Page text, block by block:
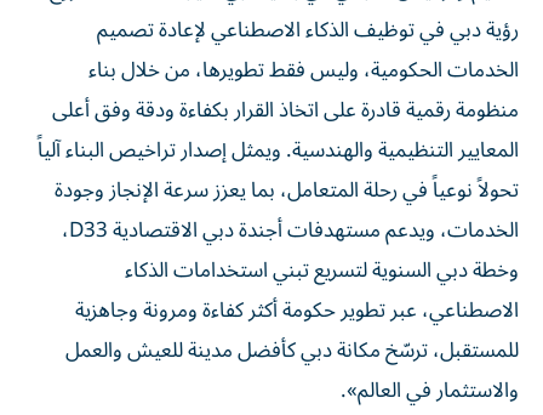
رؤية دبي في توظيف الذكاء الاصطناعي لإعادة تصميم
الخدمات الحكومية، وليس فقط تطويرها، من خلال بناء
منظومة رقمية قادرة على اتخاذ القرار بكفاءة ودقة وفق أعلى
المعايير التنظيمية والهندسية. ويمثل إصدار تراخيص البناء آلياً
تحولاً نوعياً في رحلة المتعامل، بما يعزز سرعة الإنجاز وجودة
الخدمات، ويدعم مستهدفات أجندة دبي الاقتصادية D33،
وخطة دبي السنوية لتسريع تبني استخدامات الذكاء
الاصطناعي، عبر تطوير حكومة أكثر كفاءة ومرونة وجاهزية
للمستقبل، ترسّخ مكانة دبي كأفضل مدينة للعيش والعمل
والاستثمار في العالم».